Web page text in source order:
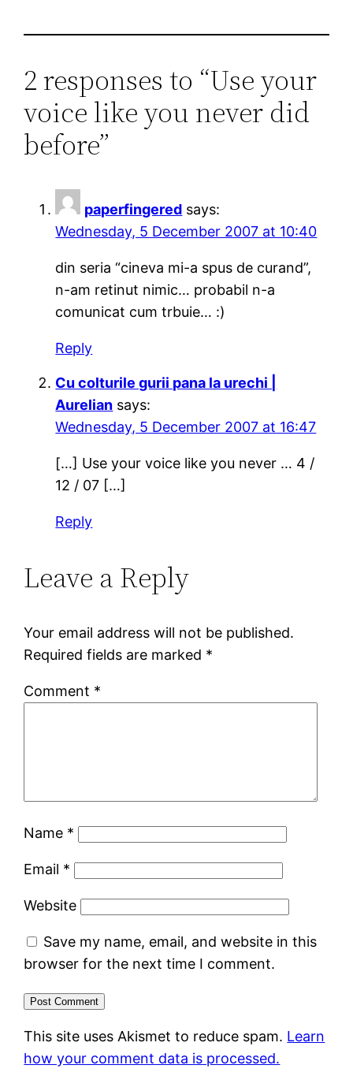
2 responses to “Use your
voice like you never did
before”
paperfingered says:
Wednesday, 5 December 2007 at 10:40
din seria “cineva mi-a spus de curand”,
n-am retinut nimic… probabil n-a
comunicat cum trbuie… :)
Reply
Cu colturile gurii pana la urechi |
Aurelian says:
Wednesday, 5 December 2007 at 16:47
[…] Use your voice like you never … 4 /
12 / 07 […]
Reply
Leave a Reply
Your email address will not be published.
Required fields are marked *
Comment *
Name *
Email *
Website
Save my name, email, and website in this
browser for the next time I comment.
This site uses Akismet to reduce spam. Learn
how your comment data is processed.